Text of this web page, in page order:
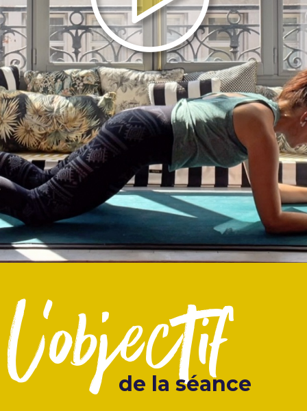
l'objectif
de la séance